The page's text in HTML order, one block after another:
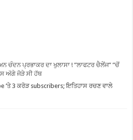
ਚੰਦਨ ਪ੍ਰਭਾਕਰ ਦਾ ਖੁਲਾਸਾ ! ”ਲਾਫਟਰ ਚੈਲੇਂਜ” ”ਚੋਂ
ਅੱਗੇ ਜੋੜੇ ਸੀ ਹੱਥ
’ਤੇ 3 ਕਰੋੜ subscribers; ਇਤਿਹਾਸ ਰਚਣ ਵਾਲੇ